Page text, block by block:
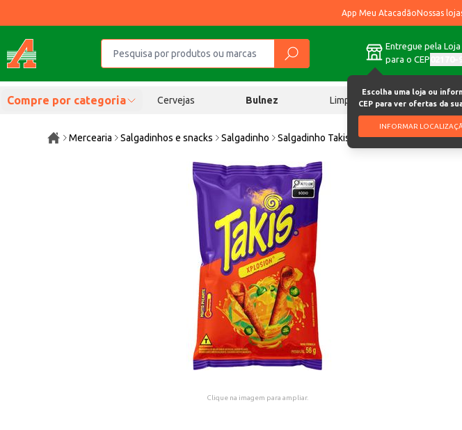
App Meu AtacadãoNossas
Entregue pela
para o CEP
Escolha uma loja ou
CEP para ver ofertas da
INFORMAR
Compre por categoria Cervejas Bulnez Limpeza
Mercearia Salgadinhos e snacks Salgadinho Salgadinho Takis Xplosion 56g
Clique na imagem para ampliar.